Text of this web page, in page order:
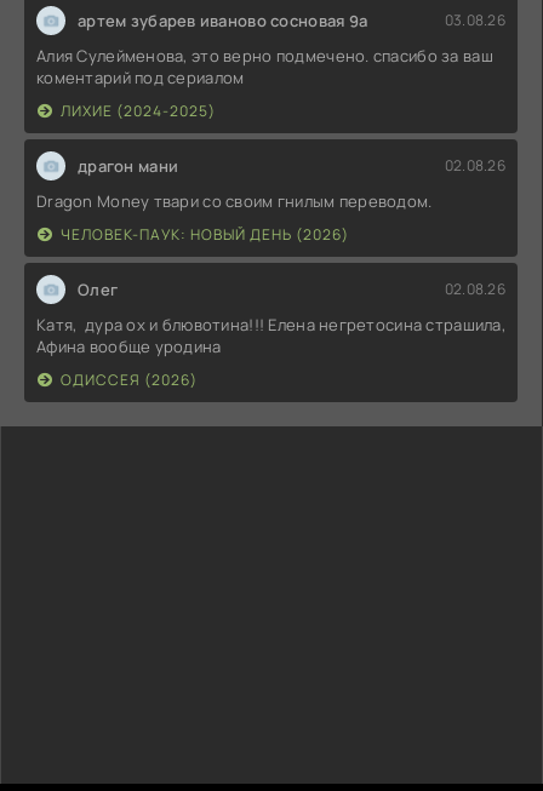
артем зубарев иваново сосновая 9а 03.08.26
Алия Сулейменова, это верно подмечено. спасибо за ваш
коментарий под сериалом
ЛИХИЕ (2024-2025)
драгон мани 02.08.26
Dragon Money твари со своим гнилым переводом.
ЧЕЛОВЕК-ПАУК: НОВЫЙ ДЕНЬ (2026)
Олег 02.08.26
Катя, дура ох и блювотина!!! Елена негретосина страшила,
Афина вообще уродина
ОДИССЕЯ (2026)